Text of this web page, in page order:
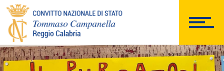
DOCUMENTAZIONE